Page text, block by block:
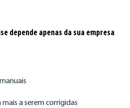
depende apenas da sua empresa
a serem corrigidas